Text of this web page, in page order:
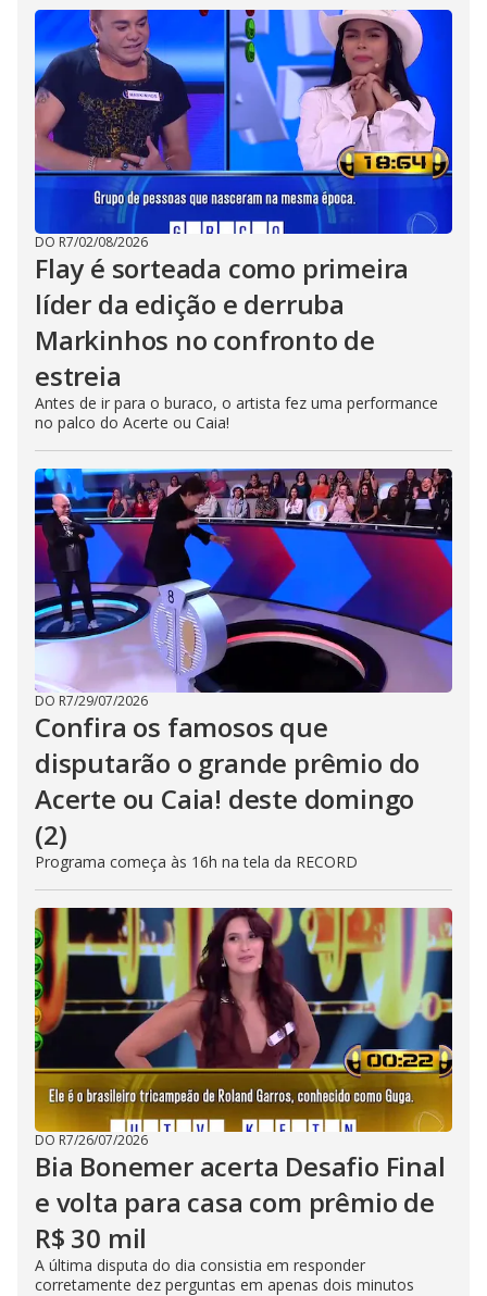
DO R7/02/08/2026
Flay é sorteada como primeira
líder da edição e derruba
Markinhos no confronto de
estreia
Antes de ir para o buraco, o artista fez uma performance
no palco do Acerte ou Caia!
DO R7/29/07/2026
Confira os famosos que
disputarão o grande prêmio do
Acerte ou Caia! deste domingo
(2)
Programa começa às 16h na tela da RECORD
DO R7/26/07/2026
Bia Bonemer acerta Desafio Final
e volta para casa com prêmio de
R$ 30 mil
A última disputa do dia consistia em responder
corretamente dez perguntas em apenas dois minutos